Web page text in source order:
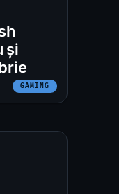
și
GAMING